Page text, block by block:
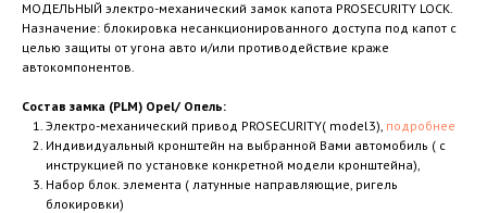
МОДЕЛЬНЫЙ электро-механический замок капота PROSECURITY LOCK.
Назначение: блокировка несанкционированного доступа под капот с
целью защиты от угона авто и/или противодействие краже
автокомпонентов.
Состав замка (PLM) Opel/ Опель:
Электро-механический привод PROSECURITY( model3), подробнее
Индивидуальный кронштейн на выбранной Вами автомобиль ( с
инструкцией по установке конкретной модели кронштейна),
Набор блок. элемента ( латунные направляющие, ригель
блокировки)